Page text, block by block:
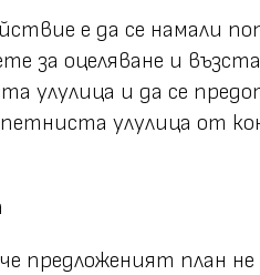
е да се намали
за оцеляване и
улулица и да се
улулица от
предложеният план не